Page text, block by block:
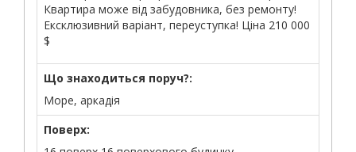
Квартира може від забудовника, без ремонту!
Ексклюзивний варіант, переуступка! Ціна 210 000
$
Що знаходиться поруч?:
Море, аркадія
Поверх: